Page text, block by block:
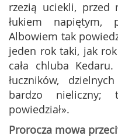
rzezią uciekli, przed
łukiem napiętym,
Albowiem tak
jeden rok taki, jak
cała chluba Kedaru.
łuczników,
bardzo nieliczny;
powiedział».
Prorocza mowa